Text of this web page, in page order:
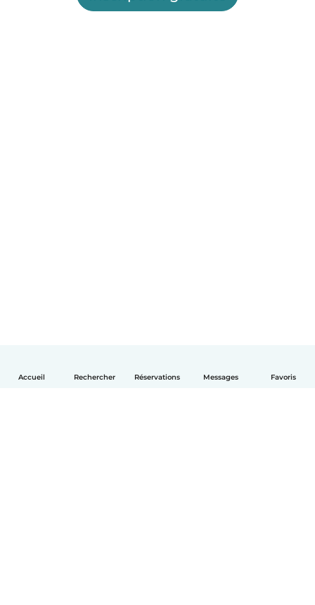
Accueil Rechercher Réservations Messages Favoris